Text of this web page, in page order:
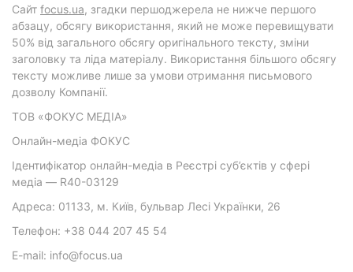
Cайт focus.ua, згадки першоджерела не нижче першого
абзацу, обсягу використання, який не може перевищувати
50% від загального обсягу оригінального тексту, зміни
заголовку та ліда матеріалу. Використання більшого обсягу
тексту можливе лише за умови отримання письмового
дозволу Компанії.
ТОВ «ФОКУС МЕДІА»
Онлайн-медіа ФОКУС
Ідентифікатор онлайн-медіа в Реєстрі суб’єктів у сфері
медіа — R40-03129
Адреса: 01133, м. Київ, бульвар Лесі Українки, 26
Телефон: +38 044 207 45 54
E-mail: info@focus.ua